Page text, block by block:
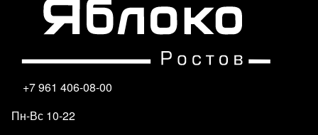
+7 961 406-08-00
Пн-Вс 10-22